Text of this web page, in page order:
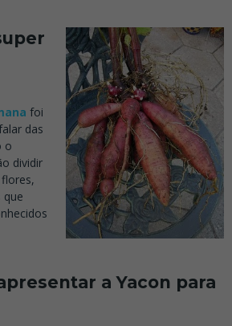
foi
das
o
dividir
que
a Yacon para